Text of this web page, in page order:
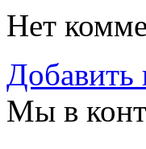
Нет
Добавить
Мы в